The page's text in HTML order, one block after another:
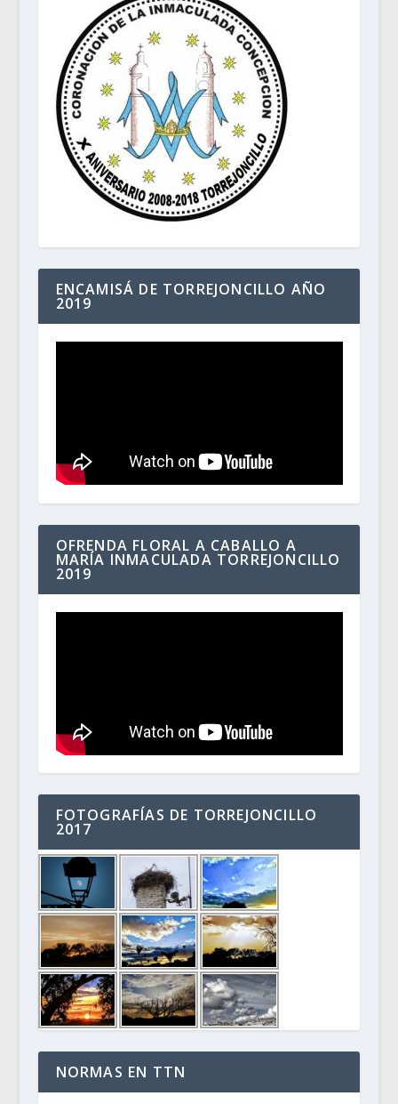
ENCAMISÁ DE TORREJONCILLO AÑO
2019
OFRENDA FLORAL A CABALLO A
MARÍA INMACULADA TORREJONCILLO
2019
FOTOGRAFÍAS DE TORREJONCILLO
2017
NORMAS EN TTN